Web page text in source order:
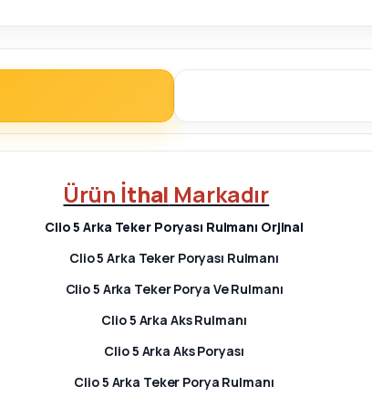
Ürün İthal Markadır
Clio 5 Arka Teker Poryası Rulmanı Orjinal
Clio 5 Arka Teker Poryası Rulmanı
Clio 5 Arka Teker Porya Ve Rulmanı
Clio 5 Arka Aks Rulmanı
Clio 5 Arka Aks Poryası
Clio 5 Arka Teker Porya Rulmanı